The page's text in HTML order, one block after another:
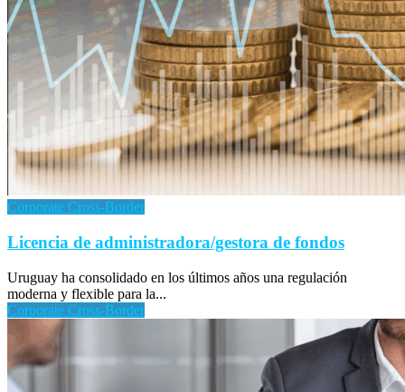
Corporate Cross-Border
Licencia de administradora/gestora de fondos
Uruguay ha consolidado en los últimos años una regulación
moderna y flexible para la...
Corporate Cross-Border